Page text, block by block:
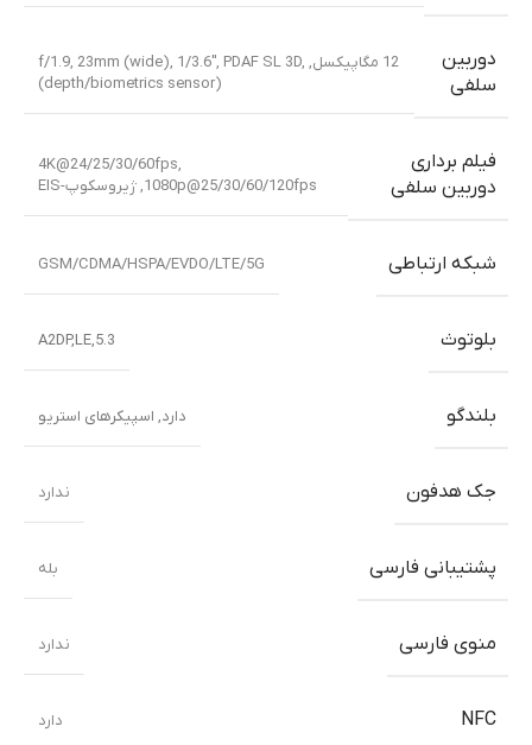
دوربین
سلفی
12 مگاپیکسل, f/1.9, 23mm (wide), 1/3.6″, PDAF SL 3D,
(depth/biometrics sensor)
فیلم برداری
دوربین سلفی
4K@24/25/30/60fps,
1080p@25/30/60/120fps, ژیروسکوپ-EIS
شبکه ارتباطی GSM/CDMA/HSPA/EVDO/LTE/5G
بلوتوث 5.3,A2DP,LE
بلندگو دارد, اسپیکرهای استریو
جک هدفون ندارد
پشتیبانی فارسی بله
منوی فارسی ندارد
NFC دارد